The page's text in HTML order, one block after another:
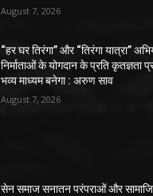
August 7, 2026
“हर घर तिरंगा” और “तिरंगा यात्रा”
निर्माताओं के योगदान के प्रति कृतज्ञता
भव्य माध्यम बनेगा : अरुण साव
August 7, 2026
सेन समाज सनातन परंपराओं और